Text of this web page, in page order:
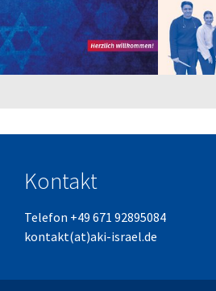
Kontakt
Telefon +49 671 92895084
kontakt(at)aki-israel.de